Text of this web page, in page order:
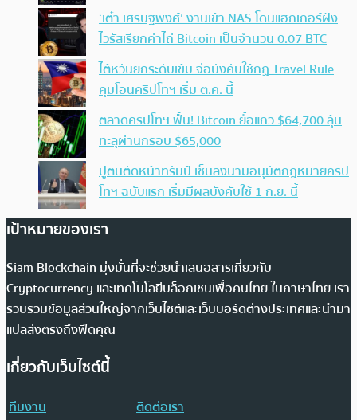
‘เต๋า เศรษฐพงศ์’ งานเข้า NAS โดนแฮกเกอร์ฝัง
ไวรัสเรียกค่าไถ่ Bitcoin เป็นจำนวน 0.07 BTC
ไต้หวันยกระดับเข้ม จ่อบังคับใช้กฏ Travel Rule
คุมโอนคริปโทฯ เริ่ม ต.ค. นี้
ตลาดคริปโทฯ ฟื้น! Bitcoin ยื้อแถว $64,700 ลุ้น
ทะลุผ่านกรอบ $65,000
ปูตินตัดหน้าทรัมป์ เซ็นลงนามอนุมัติกฎหมายคริป
โทฯ ฉบับแรก เริ่มมีผลบังคับใช้ 1 ก.ย. นี้
เป้าหมายของเรา
Siam Blockchain มุ่งมั่นที่จะช่วยนำเสนอสารเกี่ยวกับ
Cryptocurrency และเทคโนโลยีบล็อกเชนเพื่อคนไทย ในภาษาไทย เรา
รวบรวมข้อมูลส่วนใหญ่จากเว็บไซต์และเว็บบอร์ดต่างประเทศและนำมา
แปลส่งตรงถึงฟีดคุณ
เกี่ยวกับเว็บไซต์นี้
ทีมงาน
ติดต่อเรา